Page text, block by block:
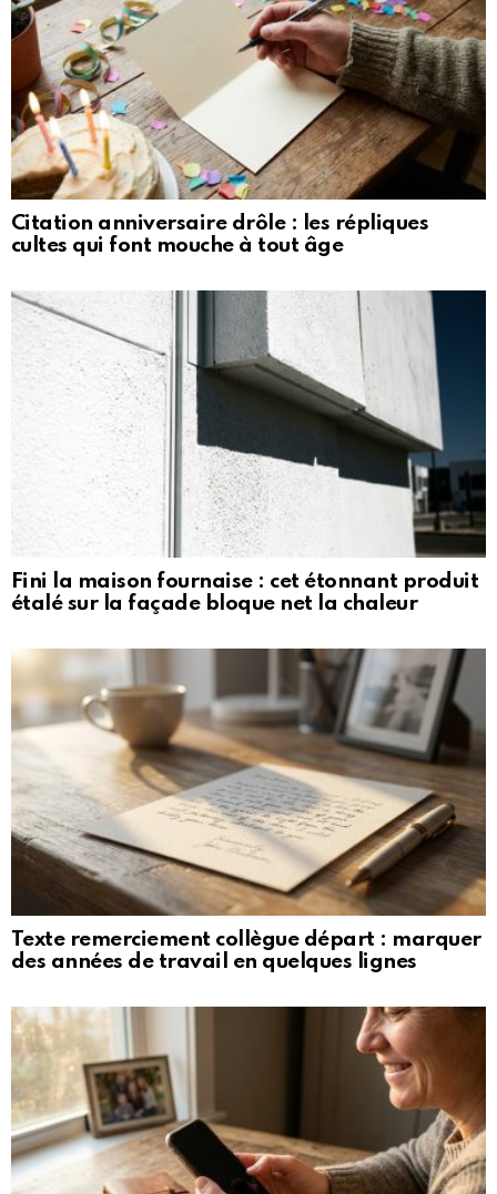
Citation anniversaire drôle : les répliques
cultes qui font mouche à tout âge
Fini la maison fournaise : cet étonnant produit
étalé sur la façade bloque net la chaleur
Texte remerciement collègue départ : marquer
des années de travail en quelques lignes